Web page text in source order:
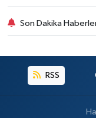
Son Dakika
RSS